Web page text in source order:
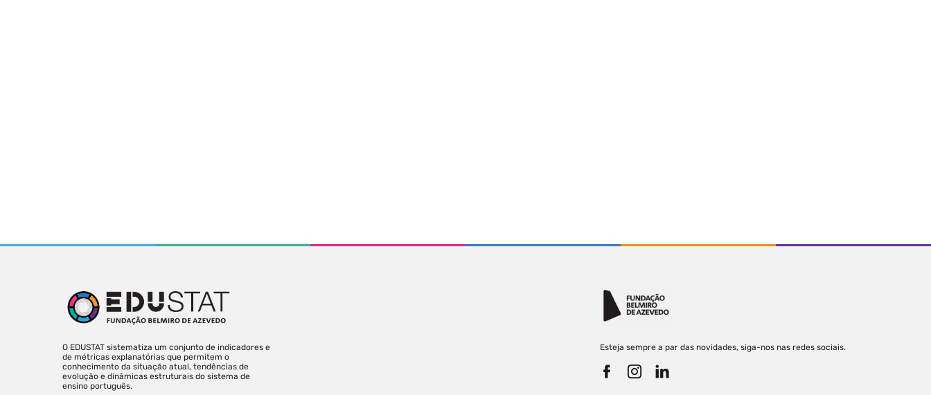
O EDUSTAT sistematiza um conjunto de indicadores e
de métricas explanatórias que permitem o
conhecimento da situação atual, tendências de
evolução e dinâmicas estruturais do sistema de
ensino português.
Esteja sempre a par das novidades, siga-nos nas redes sociais.